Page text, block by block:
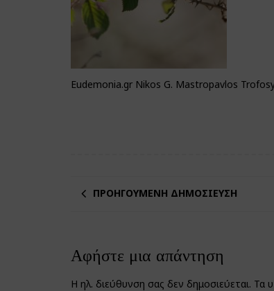
Eudemonia.gr Nikos G. Mastropavlos
ΠΡΟΗΓΟΎΜΕΝΗ ΔΗΜΟΣΊΕΥΣΗ
Αφήστε μια απάντηση
Η ηλ. διεύθυνση σας δεν δημοσιεύεται. Τα